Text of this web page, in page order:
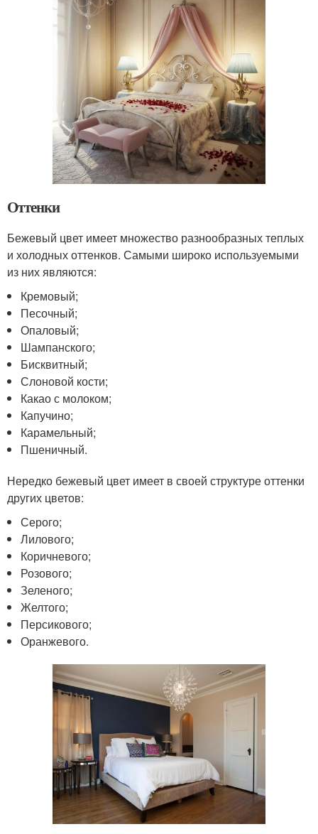
Оттенки
Бежевый цвет имеет множество разнообразных теплых
и холодных оттенков. Самыми широко используемыми
из них являются:
Кремовый;
Песочный;
Опаловый;
Шампанского;
Бисквитный;
Слоновой кости;
Какао с молоком;
Капучино;
Карамельный;
Пшеничный.
Нередко бежевый цвет имеет в своей структуре оттенки
других цветов:
Серого;
Лилового;
Коричневого;
Розового;
Зеленого;
Желтого;
Персикового;
Оранжевого.